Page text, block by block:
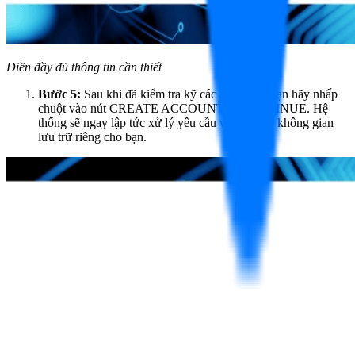
Điền đầy đủ thông tin cần thiết
Bước 5: Sau khi đã kiểm tra kỹ các thông tin, bạn hãy nhấp
chuột vào nút CREATE ACCOUNT & CONTINUE. Hệ
thống sẽ ngay lập tức xử lý yêu cầu và thiết lập không gian
lưu trữ riêng cho bạn.